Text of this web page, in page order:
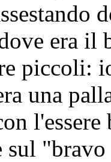
era il
piccoli:
una
l'essere
sul